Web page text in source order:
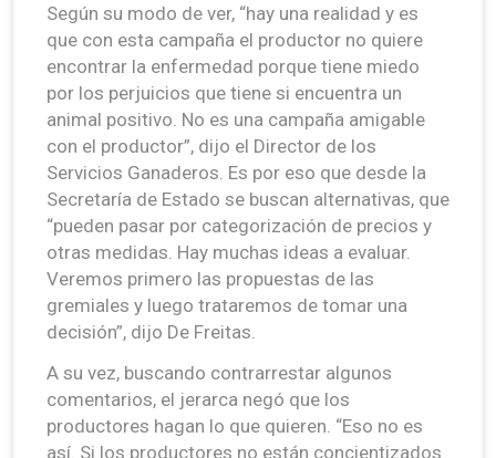
Según su modo de ver, “hay una realidad y es
que con esta campaña el productor no quiere
encontrar la enfermedad porque tiene miedo
por los perjuicios que tiene si encuentra un
animal positivo. No es una campaña amigable
con el productor”, dijo el Director de los
Servicios Ganaderos. Es por eso que desde la
Secretaría de Estado se buscan alternativas, que
“pueden pasar por categorización de precios y
otras medidas. Hay muchas ideas a evaluar.
Veremos primero las propuestas de las
gremiales y luego trataremos de tomar una
decisión”, dijo De Freitas.
A su vez, buscando contrarrestar algunos
comentarios, el jerarca negó que los
productores hagan lo que quieren. “Eso no es
así. Si los productores no están concientizados